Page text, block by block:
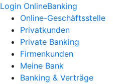
Login OnlineBanking
Online-Geschäftsstelle
Privatkunden
Private Banking
Firmenkunden
Meine Bank
Banking & Verträge